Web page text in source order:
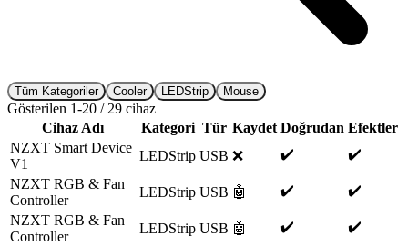
Tüm Kategoriler Cooler LEDStrip Mouse
Gösterilen 1-20 / 29 cihaz
Cihaz Adı
Kategori Tür Kaydet Doğrudan Efektler
NZXT Smart Device
V1
LEDStrip USB ❌ ✔️
✔️
NZXT RGB & Fan
Controller
LEDStrip USB 🤖 ✔️
✔️
NZXT RGB & Fan
Controller
LEDStrip USB 🤖 ✔️
✔️